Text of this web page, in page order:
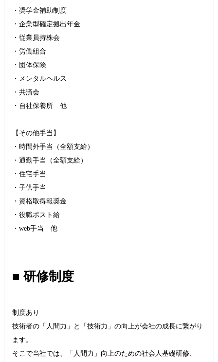
・奨学金補助制度
・企業型確定拠出年金
・従業員持株会
・労働組合
・団体保険
・メンタルヘルス
・共済会
・自社保養所 他
【その他手当】
・時間外手当（全額支給）
・通勤手当（全額支給）
・住宅手当
・子供手当
・資格取得報奨金
・役職ポスト給
・web手当 他
■ 研修制度
制度あり
技術者の「人間力」と「技術力」の向上が会社の成長に繋がり
ます。
そこで当社では、「人間力」向上のための社会人基礎研修、